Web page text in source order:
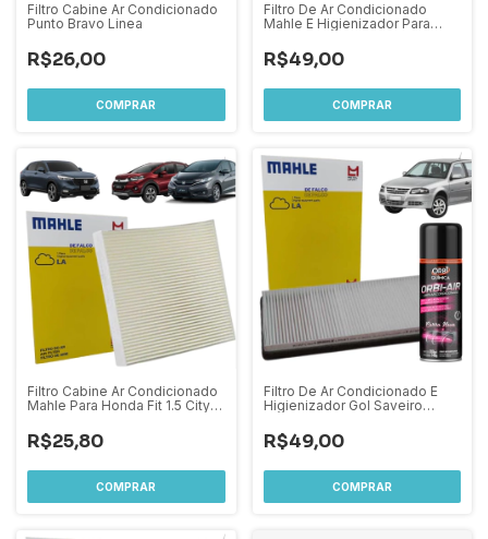
Filtro Cabine Ar Condicionado
Punto Bravo Linea
R$26,00
Filtro De Ar Condicionado
Mahle E Higienizador Para
Todos
R$49,00
Filtro Cabine Ar Condicionado
Mahle Para Honda Fit 1.5 City
R$25,80
Filtro De Ar Condicionado E
Higienizador Gol Saveiro
R$49,00